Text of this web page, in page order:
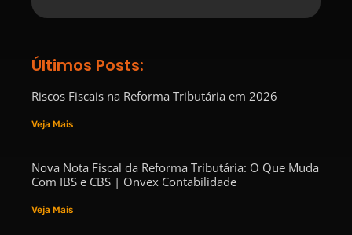
Últimos Posts:
Riscos Fiscais na Reforma Tributária em 2026
Veja Mais
Nova Nota Fiscal da Reforma Tributária: O Que Muda
Com IBS e CBS | Onvex Contabilidade
Veja Mais